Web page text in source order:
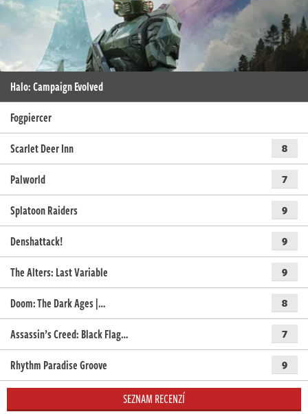
Halo: Campaign Evolved
Fogpiercer
Scarlet Deer Inn
8
Palworld 7
Splatoon Raiders 9
Denshattack! 9
The Alters: Last Variable 9
Doom: The Dark Ages |… 8
Assassin’s Creed: Black Flag… 7
Rhythm Paradise Groove 9
SEZNAM RECENZÍ